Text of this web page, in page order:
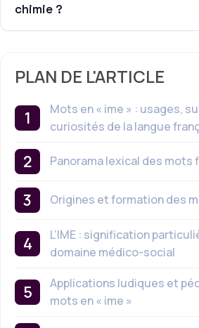
chimie ?
PLAN DE L'ARTICLE
Mots en « ime » : usages,
curiosités de la langue
Panorama lexical des mots
Origines et formation des
L’IME : signification
domaine médico-social
Applications ludiques et
mots en « ime »